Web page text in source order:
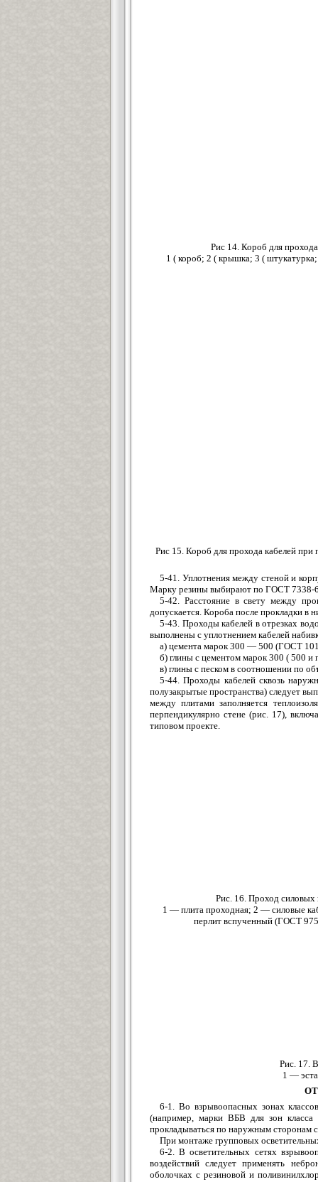
Рис 14. Короб для
1 ( короб; 2 ( крышка; 3 (
Рис 15. Короб для прохода кабелей при
5-41. Уплотнения между стеной и
Марку резины выбирают по ГОСТ 7338-
5-42. Расстояние в свету между
допускается. Короба после прокладки в
5-43. Проходы кабелей в отрезках
выполнены с уплотнением кабелей
а) цемента марок 300 — 500 (ГОСТ
б) глины с цементом марок 300 ( 500
в) глины с песком в соотношении по
5-44. Проходы кабелей сквозь
полузакрытые пространства) следует
между плитами заполняется
перпендикулярно стене (рис. 17),
типовом проекте.
Рис. 16. Проход силовых
1 — плита проходная; 2 — силовые
перлит вспученный (ГОСТ
Рис. 17.
1 —
6-1. Во взрывоопасных зонах
(например, марки ВБВ для зон
прокладываться по наружным сторонам
При монтаже групповых
6-2. В осветительных сетях
воздействий следует применять
оболочках с резиновой и